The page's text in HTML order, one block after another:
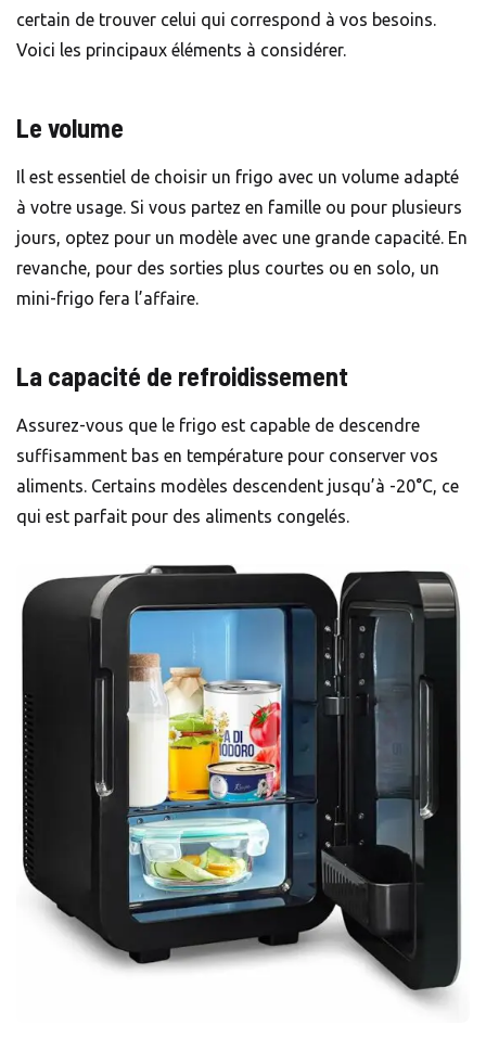
certain de trouver celui qui correspond à vos besoins.
Voici les principaux éléments à considérer.
Le volume
Il est essentiel de choisir un frigo avec un volume adapté
à votre usage. Si vous partez en famille ou pour plusieurs
jours, optez pour un modèle avec une grande capacité. En
revanche, pour des sorties plus courtes ou en solo, un
mini-frigo fera l’affaire.
La capacité de refroidissement
Assurez-vous que le frigo est capable de descendre
suffisamment bas en température pour conserver vos
aliments. Certains modèles descendent jusqu’à -20°C, ce
qui est parfait pour des aliments congelés.